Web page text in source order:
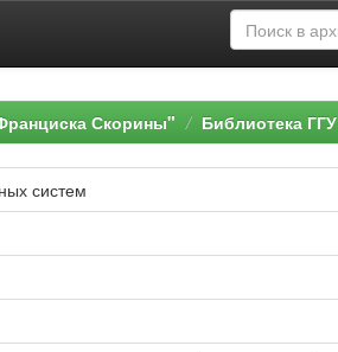
Скорины" Библиотека ГГУ
систем